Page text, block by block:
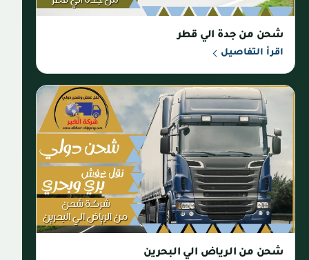
شحن من جدة الي قطر
اقرأ التفاصيل
شحن من الرياض الي البحرين